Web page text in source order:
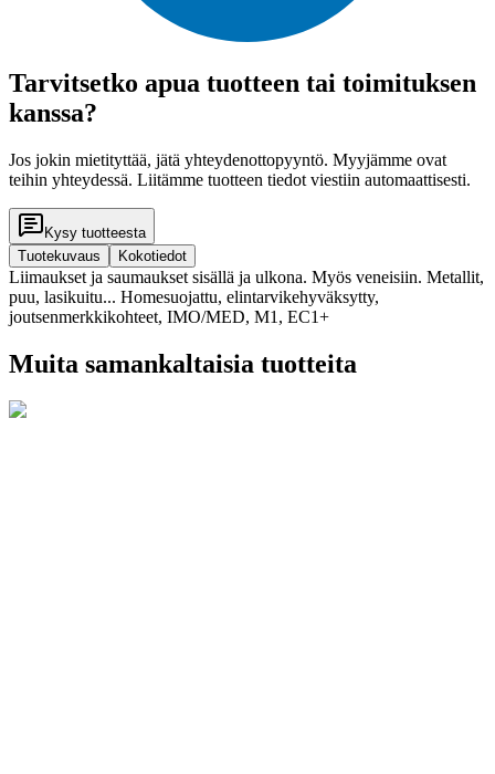
Tarvitsetko apua tuotteen tai toimituksen
kanssa?
Jos jokin mietityttää, jätä yhteydenottopyyntö. Myyjämme ovat
teihin yhteydessä. Liitämme tuotteen tiedot viestiin automaattisesti.
Kysy tuotteesta
Tuotekuvaus
Kokotiedot
Liimaukset ja saumaukset sisällä ja ulkona. Myös veneisiin. Metallit,
puu, lasikuitu... Homesuojattu, elintarvikehyväksytty,
joutsenmerkkikohteet, IMO/MED, M1, EC1+
Muita samankaltaisia tuotteita